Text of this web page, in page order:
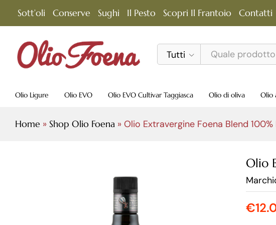
Sott’oli Conserve Sughi Il Pesto Scopri Il Frantoio Contatti
Tutti
Olio Ligure Olio EVO Olio EVO Cultivar Taggiasca Olio di oliva Olio
Home » Shop Olio Foena » Olio Extravergine Foena Blend
Olio
€
Descrizione Caratteristiche Tecniche Valori